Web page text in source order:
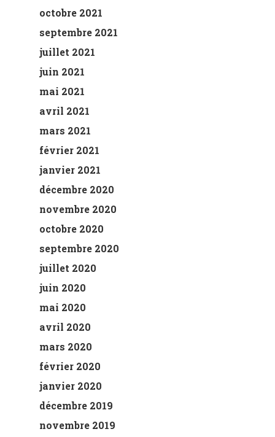
octobre 2021
septembre 2021
juillet 2021
juin 2021
mai 2021
avril 2021
mars 2021
février 2021
janvier 2021
décembre 2020
novembre 2020
octobre 2020
septembre 2020
juillet 2020
juin 2020
mai 2020
avril 2020
mars 2020
février 2020
janvier 2020
décembre 2019
novembre 2019